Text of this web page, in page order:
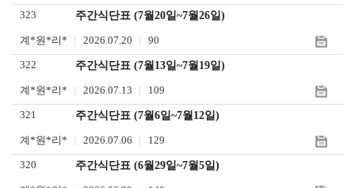
323 주간식단표 (7월20일~7월26일)
계*원*리* 2026.07.20 90
322 주간식단표 (7월13일~7월19일)
계*원*리* 2026.07.13 109
321 주간식단표 (7월6일~7월12일)
계*원*리* 2026.07.06 129
320 주간식단표 (6월29일~7월5일)